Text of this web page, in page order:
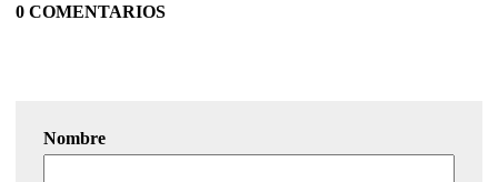
0 COMENTARIOS
Nombre